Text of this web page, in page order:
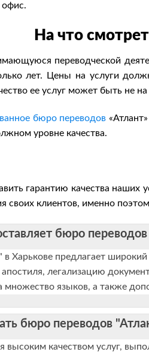
офис.
На что
переводческой
лет. Цены на услуги
ее услуг может быть не
бюро переводов
уровне качества.
гарантию качества наших
своих клиентов, именно
бюро
Харькове предлагает
апостиля, легализацию
языков, а также
бюро переводов
высоким качеством услуг,